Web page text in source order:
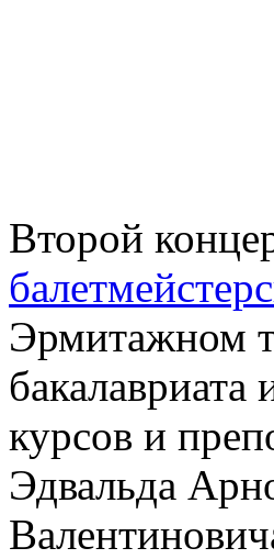
Второй
Эрмитажном
бакалавриата
курсов и
Эдвальда